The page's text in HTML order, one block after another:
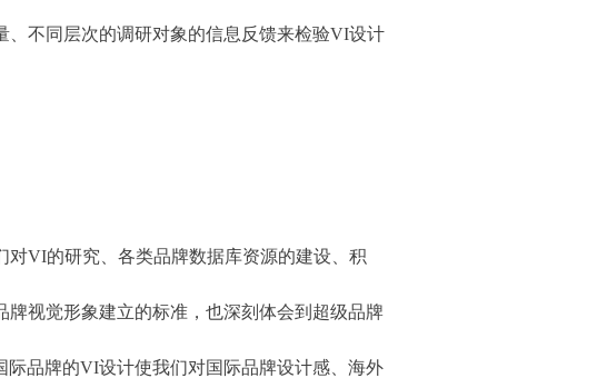
不同层次的调研对象的信息反馈来检验VI设计
VI的研究、各类品牌数据库资源的建设、积
视觉形象建立的标准，也深刻体会到超级品牌
品牌的VI设计使我们对国际品牌设计感、海外